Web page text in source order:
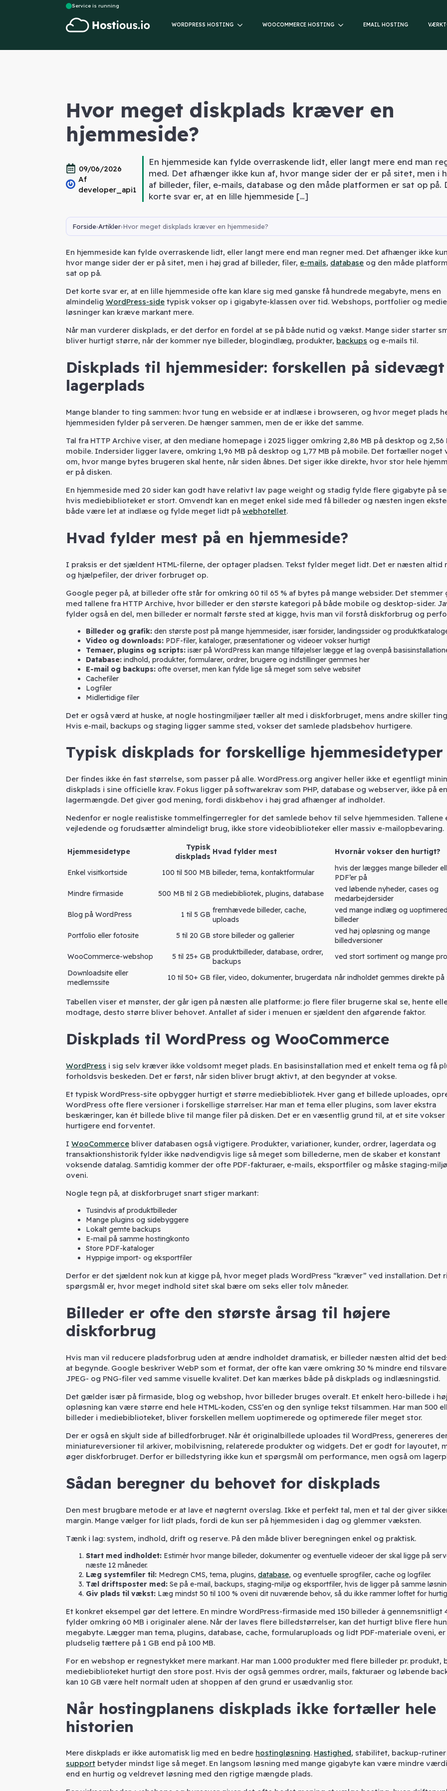
Service is running
WORDPRESS HOSTING WOOCOMMERCE HOSTING EMAIL HOSTING
Hvor meget diskplads kræver en
hjemmeside?
09/06/2026
Af
developer_api1
En hjemmeside kan fylde overraskende lidt, eller langt mere end man
med. Det afhænger ikke kun af, hvor mange sider der er på sitet, men i
af billeder, filer, e-mails, database og den måde platformen er sat op på.
korte svar er, at en lille hjemmeside […]
Forside Artikler Hvor meget diskplads kræver en hjemmeside?
En hjemmeside kan fylde overraskende lidt, eller langt mere end man regner med. Det afhænger ikke
hvor mange sider der er på sitet, men i høj grad af billeder, filer, e-mails, database og den måde
sat op på.
Det korte svar er, at en lille hjemmeside ofte kan klare sig med ganske få hundrede megabyte, mens en
almindelig WordPress-side typisk vokser op i gigabyte-klassen over tid. Webshops, portfolier og
løsninger kan kræve markant mere.
Når man vurderer diskplads, er det derfor en fordel at se på både nutid og vækst. Mange sider starter
bliver hurtigt større, når der kommer nye billeder, blogindlæg, produkter, backups og e-mails til.
Diskplads til hjemmesider: forskellen på
lagerplads
Mange blander to ting sammen: hvor tung en webside er at indlæse i browseren, og hvor meget plads
hjemmesiden fylder på serveren. De hænger sammen, men de er ikke det samme.
Tal fra HTTP Archive viser, at den mediane homepage i 2025 ligger omkring 2,86 MB på desktop og 2,56
mobile. Indersider ligger lavere, omkring 1,96 MB på desktop og 1,77 MB på mobile. Det fortæller noget
om, hvor mange bytes brugeren skal hente, når siden åbnes. Det siger ikke direkte, hvor stor hele
er på disken.
En hjemmeside med 20 sider kan godt have relativt lav page weight og stadig fylde flere gigabyte på
hvis mediebiblioteket er stort. Omvendt kan en meget enkel side med få billeder og næsten ingen
både være let at indlæse og fylde meget lidt på webhotellet.
Hvad fylder mest på en hjemmeside?
I praksis er det sjældent HTML-filerne, der optager pladsen. Tekst fylder meget lidt. Det er næsten altid
og hjælpefiler, der driver forbruget op.
Google peger på, at billeder ofte står for omkring 60 til 65 % af bytes på mange websider. Det stemmer
med tallene fra HTTP Archive, hvor billeder er den største kategori på både mobile og desktop-sider.
fylder også en del, men billeder er normalt første sted at kigge, hvis man vil forstå diskforbrug og
Billeder og grafik: den største post på mange hjemmesider, især forsider, landingssider og
Video og downloads: PDF-filer, kataloger, præsentationer og videoer vokser hurtigt
Temaer, plugins og scripts: især på WordPress kan mange tilføjelser lægge et lag ovenpå
Database: indhold, produkter, formularer, ordrer, brugere og indstillinger gemmes her
E-mail og backups: ofte overset, men kan fylde lige så meget som selve websitet
Cachefiler
Logfiler
Midlertidige filer
Det er også værd at huske, at nogle hostingmiljøer tæller alt med i diskforbruget, mens andre skiller
Hvis e-mail, backups og staging ligger samme sted, vokser det samlede pladsbehov hurtigere.
Typisk diskplads for forskellige hjemmesidetyper
Der findes ikke én fast størrelse, som passer på alle. WordPress.org angiver heller ikke et egentligt
diskplads i sine officielle krav. Fokus ligger på softwarekrav som PHP, database og webserver, ikke på
lagermængde. Det giver god mening, fordi diskbehov i høj grad afhænger af indholdet.
Nedenfor er nogle realistiske tommelfingerregler for det samlede behov til selve hjemmesiden. Tallene
vejledende og forudsætter almindeligt brug, ikke store videobiblioteker eller massiv e-mailopbevaring.
Hjemmesidetype
Typisk
diskplads
Hvad fylder mest Hvornår vokser den hurtigt?
Enkel visitkortside 100 til 500 MB billeder, tema, kontaktformular
hvis der lægges mange billeder
PDF’er på
Mindre firmaside
500 MB til 2 GB mediebibliotek, plugins, database
ved løbende nyheder, cases og
medarbejdersider
Blog på WordPress
1 til 5 GB fremhævede billeder, cache,
uploads
ved mange indlæg og
billeder
Portfolio eller fotosite
5 til 20 GB store billeder og gallerier
ved høj opløsning og mange
billedversioner
WooCommerce-webshop
5 til 25+ GB produktbilleder, database, ordrer,
backups
ved stort sortiment og mange
Downloadsite eller
medlemssite
10 til 50+ GB filer, video, dokumenter, brugerdata når indholdet gemmes direkte på
Tabellen viser et mønster, der går igen på næsten alle platforme: jo flere filer brugerne skal se, hente
modtage, desto større bliver behovet. Antallet af sider i menuen er sjældent den afgørende faktor.
Diskplads til WordPress og WooCommerce
WordPress i sig selv kræver ikke voldsomt meget plads. En basisinstallation med et enkelt tema og få
forholdsvis beskeden. Det er først, når siden bliver brugt aktivt, at den begynder at vokse.
Et typisk WordPress-site opbygger hurtigt et større mediebibliotek. Hver gang et billede uploades,
WordPress ofte flere versioner i forskellige størrelser. Har man et tema eller plugins, som laver ekstra
beskæringer, kan ét billede blive til mange filer på disken. Det er en væsentlig grund til, at et site vokser
hurtigere end forventet.
I WooCommerce bliver databasen også vigtigere. Produkter, variationer, kunder, ordrer, lagerdata og
transaktionshistorik fylder ikke nødvendigvis lige så meget som billederne, men de skaber et konstant
voksende datalag. Samtidig kommer der ofte PDF-fakturaer, e-mails, eksportfiler og måske staging-
oveni.
Nogle tegn på, at diskforbruget snart stiger markant:
Tusindvis af produktbilleder
Mange plugins og sidebyggere
Lokalt gemte backups
E-mail på samme hostingkonto
Store PDF-kataloger
Hyppige import- og eksportfiler
Derfor er det sjældent nok kun at kigge på, hvor meget plads WordPress “kræver” ved installation. Det
spørgsmål er, hvor meget indhold sitet skal bære om seks eller tolv måneder.
Billeder er ofte den største årsag til højere
diskforbrug
Hvis man vil reducere pladsforbrug uden at ændre indholdet dramatisk, er billeder næsten altid det
at begynde. Google beskriver WebP som et format, der ofte kan være omkring 30 % mindre end
JPEG- og PNG-filer ved samme visuelle kvalitet. Det kan mærkes både på diskplads og indlæsningstid.
Det gælder især på firmaside, blog og webshop, hvor billeder bruges overalt. Et enkelt hero-billede i høj
opløsning kan være større end hele HTML-koden, CSS’en og den synlige tekst tilsammen. Har man 500
billeder i mediebiblioteket, bliver forskellen mellem uoptimerede og optimerede filer meget stor.
Der er også en skjult side af billedforbruget. Når ét originalbillede uploades til WordPress, genereres
miniatureversioner til arkiver, mobilvisning, relaterede produkter og widgets. Det er godt for layoutet,
øger diskforbruget. Derfor er billedstyring ikke kun et spørgsmål om performance, men også om
Sådan beregner du behovet for diskplads
Den mest brugbare metode er at lave et nøgternt overslag. Ikke et perfekt tal, men et tal der giver
margin. Mange vælger for lidt plads, fordi de kun ser på hjemmesiden i dag og glemmer væksten.
Tænk i lag: system, indhold, drift og reserve. På den måde bliver beregningen enkel og praktisk.
Start med indholdet: Estimér hvor mange billeder, dokumenter og eventuelle videoer der skal ligge på
næste 12 måneder.
Læg systemfiler til: Medregn CMS, tema, plugins, database, og eventuelle sprogfiler, cache og logfiler.
Tæl driftsposter med: Se på e-mail, backups, staging-miljø og eksportfiler, hvis de ligger på samme
Giv plads til vækst: Læg mindst 50 til 100 % oveni dit nuværende behov, så du ikke rammer loftet for
Et konkret eksempel gør det lettere. En mindre WordPress-firmaside med 150 billeder á gennemsnitligt
fylder omkring 60 MB i originaler alene. Når der laves flere billedstørrelser, kan det hurtigt blive flere
megabyte. Lægger man tema, plugins, database, cache, formularuploads og lidt PDF-materiale oveni, er
pludselig tættere på 1 GB end på 100 MB.
For en webshop er regnestykket mere markant. Har man 1.000 produkter med flere billeder pr. produkt,
mediebiblioteket hurtigt den store post. Hvis der også gemmes ordrer, mails, fakturaer og løbende
kan 10 GB være helt normalt uden at shoppen af den grund er usædvanlig stor.
Når hostingplanens diskplads ikke fortæller hele
historien
Mere diskplads er ikke automatisk lig med en bedre hostingløsning. Hastighed, stabilitet, backup-
support betyder mindst lige så meget. En langsom løsning med mange gigabyte kan være mindre
end en hurtig og veldrevet løsning med den rigtige mængde plads.